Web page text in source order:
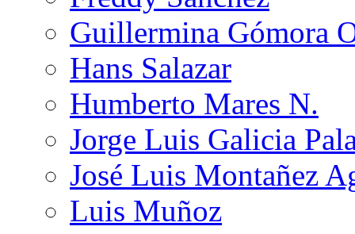
Guillermina Gómora
Hans Salazar
Humberto Mares N.
Jorge Luis Galicia
José Luis Montañez
Luis Muñoz